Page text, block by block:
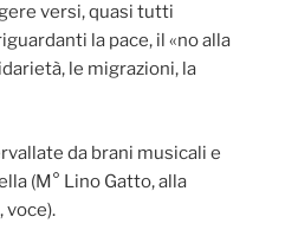
versi, quasi tutti
la pace, il «no alla
le migrazioni, la
da brani musicali e
(M° Lino Gatto, alla
voce).